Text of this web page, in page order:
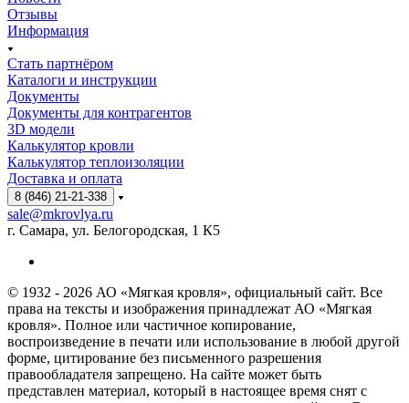
Отзывы
Информация
Стать партнёром
Каталоги и инструкции
Документы
Документы для контрагентов
3D модели
Калькулятор кровли
Калькулятор теплоизоляции
Доставка и оплата
8 (846) 21-21-338
sale@mkrovlya.ru
г. Самара, ул. Белогородская, 1 К5
© 1932 - 2026 АО «Мягкая кровля», официальный сайт. Все
права на тексты и изображения принадлежат АО «Мягкая
кровля». Полное или частичное копирование,
воспроизведение в печати или использование в любой другой
форме, цитирование без письменного разрешения
правообладателя запрещено. На сайте может быть
представлен материал, который в настоящее время снят с